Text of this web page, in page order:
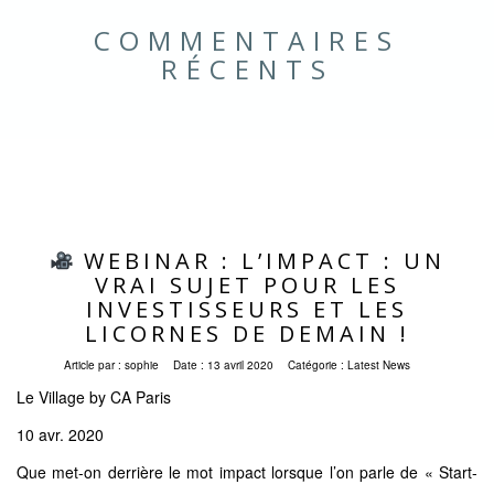
COMMENTAIRES
RÉCENTS
WEBINAR : L’IMPACT : UN
VRAI SUJET POUR LES
INVESTISSEURS ET LES
LICORNES DE DEMAIN !
Article par : sophie Date : 13 avril 2020 Catégorie : Latest News
Le Village by CA Paris
10 avr. 2020
Que met-on derrière le mot impact lorsque l’on parle de « Start-